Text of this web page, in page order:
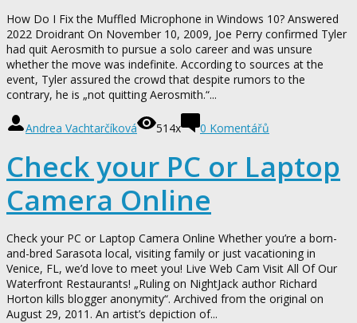
How Do I Fix the Muffled Microphone in Windows 10? Answered
2022 Droidrant On November 10, 2009, Joe Perry confirmed Tyler
had quit Aerosmith to pursue a solo career and was unsure
whether the move was indefinite. According to sources at the
event, Tyler assured the crowd that despite rumors to the
contrary, he is „not quitting Aerosmith.“...
Andrea Vachtarčíková 514x 0 Komentářů
Check your PC or Laptop
Camera Online
Check your PC or Laptop Camera Online Whether you’re a born-
and-bred Sarasota local, visiting family or just vacationing in
Venice, FL, we’d love to meet you! Live Web Cam Visit All Of Our
Waterfront Restaurants! „Ruling on NightJack author Richard
Horton kills blogger anonymity“. Archived from the original on
August 29, 2011. An artist’s depiction of...